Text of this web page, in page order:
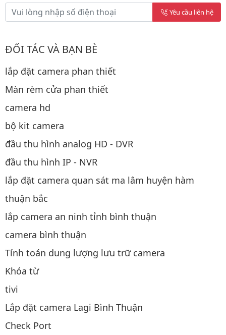
Yêu cầu liên hệ
ĐỐI TÁC VÀ BẠN BÈ
lắp đặt camera phan thiết
Màn rèm cửa phan thiết
camera hd
bộ kit camera
đầu thu hình analog HD - DVR
đầu thu hình IP - NVR
lắp đặt camera quan sát ma lâm huyện hàm
thuận bắc
lắp camera an ninh tỉnh bình thuận
camera bình thuận
Tính toán dung lượng lưu trữ camera
Khóa từ
tivi
Lắp đặt camera Lagi Bình Thuận
Check Port